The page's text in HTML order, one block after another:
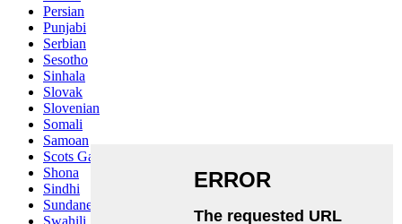
Persian
Punjabi
Serbian
Sesotho
Sinhala
Slovak
Slovenian
Somali
Samoan
Scots Gaelic
Shona
Sindhi
Sundanese